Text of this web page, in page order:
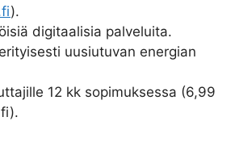
).
digitaalisia palveluita.
uusiutuvan energian
12 kk sopimuksessa (6,99